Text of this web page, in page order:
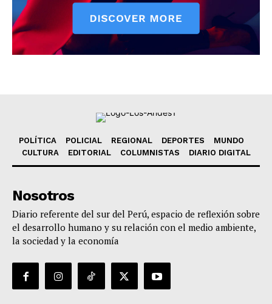
POLÍTICA POLICIAL REGIONAL DEPORTES
MUNDO
CULTURA
EDITORIAL COLUMNISTAS DIARIO DIGITAL
Nosotros
Diario referente del sur del Perú, espacio de reflexión sobre
el desarrollo humano y su relación con el medio ambiente,
la sociedad y la economía